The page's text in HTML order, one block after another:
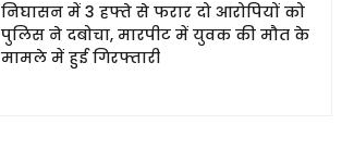
निघासन में 3 हफ्ते से फरार दो आरोपियों को
पुलिस ने दबोचा, मारपीट में युवक की मौत के
मामले में हुई गिरफ्तारी